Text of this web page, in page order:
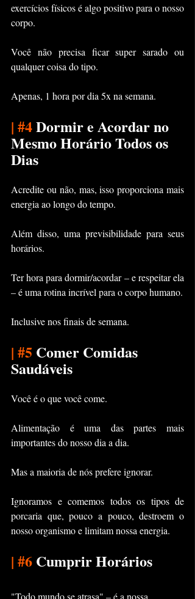
exercícios físicos é algo positivo para o nosso
corpo.
Você não precisa ficar super sarado ou
qualquer coisa do tipo.
Apenas, 1 hora por dia 5x na semana.
| #4 Dormir e Acordar no
Mesmo Horário Todos os
Dias
Acredite ou não, mas, isso proporciona mais
energia ao longo do tempo.
Além disso, uma previsibilidade para seus
horários.
Ter hora para dormir/acordar – e respeitar ela
– é uma rotina incrível para o corpo humano.
Inclusive nos finais de semana.
| #5 Comer Comidas
Saudáveis
Você é o que você come.
Alimentação é uma das partes mais
importantes do nosso dia a dia.
Mas a maioria de nós prefere ignorar.
Ignoramos e comemos todos os tipos de
porcaria que, pouco a pouco, destroem o
nosso organismo e limitam nossa energia.
| #6 Cumprir Horários
"Todo mundo se atrasa" – é a nossa